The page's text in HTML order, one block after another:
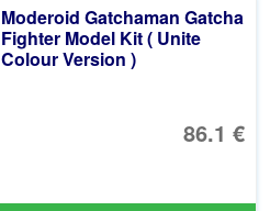
Moderoid Gatchaman Gatcha
Fighter Model Kit ( Unite
Colour Version )
86.1 €